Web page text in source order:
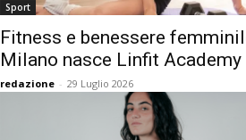
Sport
Fitness e benessere
Milano nasce Linfit Academy
redazione - 29 Luglio 2026